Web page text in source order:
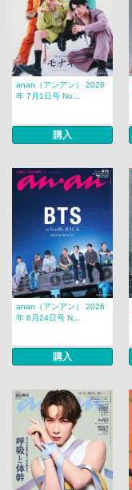
anan（アンアン） 2026
年 7月1日号 No...
購入
anan（アンアン） 2026
年 6月24日号 N...
購入